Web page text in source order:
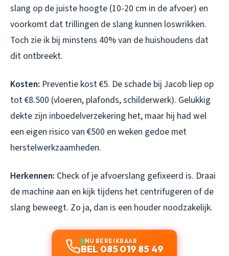
slang op de juiste hoogte (10-20 cm in de afvoer) en
voorkomt dat trillingen de slang kunnen loswrikken.
Toch zie ik bij minstens 40% van de huishoudens dat
dit ontbreekt.
Kosten: Preventie kost €5. De schade bij Jacob liep op
tot €8.500 (vloeren, plafonds, schilderwerk). Gelukkig
dekte zijn inboedelverzekering het, maar hij had wel
een eigen risico van €500 en weken gedoe met
herstelwerkzaamheden.
Herkennen: Check of je afvoerslang gefixeerd is. Draai
de machine aan en kijk tijdens het centrifugeren of de
slang beweegt. Zo ja, dan is een houder noodzakelijk.
NU BEREIKBAAR
BEL 085 019 85 49